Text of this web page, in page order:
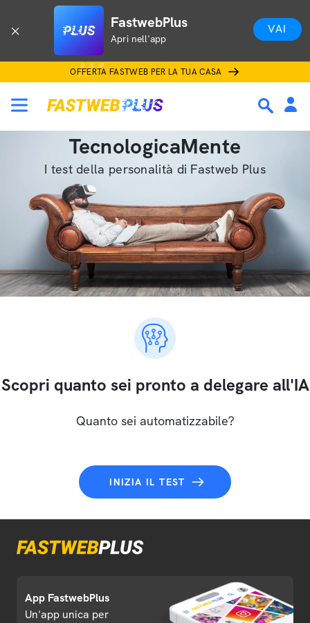
FastwebPlus
Apri nell'app
VAI
OFFERTA FASTWEB PER LA TUA CASA
TecnologicaMente
I test della personalità di Fastweb Plus
Scopri quanto sei pronto a delegare all'IA
Quanto sei automatizzabile?
INIZIA IL TEST
App FastwebPlus
Un'app unica per